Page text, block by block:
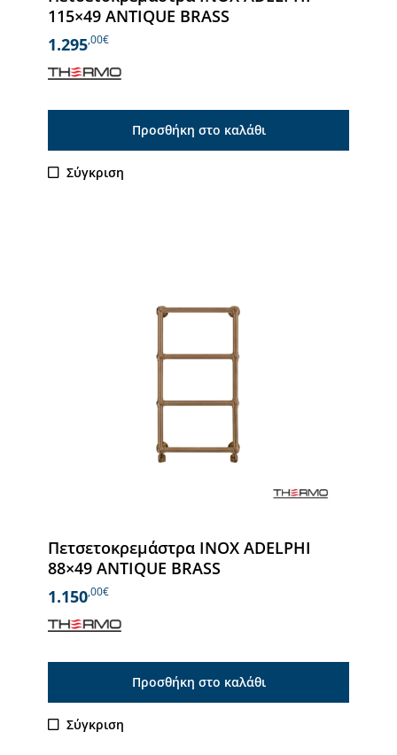
115×49 ANTIQUE BRASS
1.295,00€
Προσθήκη στο καλάθι
Σύγκριση
Πετσετοκρεμάστρα INOX ADELPHI
88×49 ANTIQUE BRASS
1.150,00€
Προσθήκη στο καλάθι
Σύγκριση